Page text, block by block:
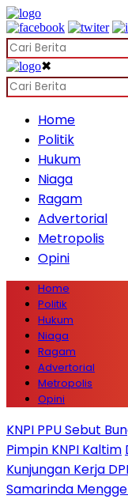
✖
Home
Politik
Hukum
Niaga
Ragam
Advertorial
Metropolis
Opini
Home
Politik
Hukum
Niaga
Ragam
Advertorial
Metropolis
Opini
KNPI PPU Sebut
Pimpin KNPI Kaltim
Kunjungan Kerja
Samarinda